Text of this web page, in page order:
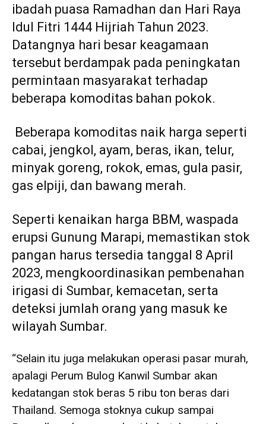
ibadah puasa Ramadhan dan Hari Raya
Idul Fitri 1444 Hijriah Tahun 2023.
Datangnya hari besar keagamaan
tersebut berdampak pada peningkatan
permintaan masyarakat terhadap
beberapa komoditas bahan pokok.
Beberapa komoditas naik harga seperti
cabai, jengkol, ayam, beras, ikan, telur,
minyak goreng, rokok, emas, gula pasir,
gas elpiji, dan bawang merah.
Seperti kenaikan harga BBM, waspada
erupsi Gunung Marapi, memastikan stok
pangan harus tersedia tanggal 8 April
2023, mengkoordinasikan pembenahan
irigasi di Sumbar, kemacetan, serta
deteksi jumlah orang yang masuk ke
wilayah Sumbar.
“Selain itu juga melakukan operasi pasar murah,
apalagi Perum Bulog Kanwil Sumbar akan
kedatangan stok beras 5 ribu ton beras dari
Thailand. Semoga stoknya cukup sampai